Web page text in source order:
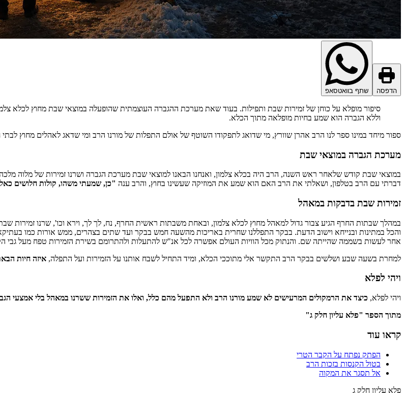
הדפסה שתף בוואטסאפ
סיפור מופלא על כוחן של זמירות שבת ותפילות. בעוד שאת מערכת ההגברה העוצמתית שהופעלה במוצאי שבת מחוץ לכלא
וללא הגברה הוא שמע בחיות מופלאה מתוך הכלא.
ספור מיחד במינו ספר לנו הרב אהרן שוורץ, מי שדואג לתפקודו השוטף של אולם התפלות של מורנו הרב ומי שדאג לאהלים מחוץ
מערכת הגברה במוצאי שבת
במוצאי שבת קודש שלאחר ראש השנה, הרב היה בכלא צלמון, ואנחנו הבאנו למוצאי שבת מערכת הגברה ושרנו זמירות של מלוה
דברתי עם הרב בטלפון, ושאלתי את הרב האם הוא שמע את המוזיקה שעשינו בחוץ, והרב ענה "כן, שמעתי משהו, קולות חלושים
זמירות שבת בדבקות במאהל
במהלך שבתות החרף הגיע צבור גדול למאהל מחוץ לכלא צלמון, ובאחת משבתות ראשית החרף, נח, לך לך, וירא וכו', שרנו זמירות
והכל במתינות ובנייחא וישוב הדעת. בבקר התפללנו שחרית באריכות מהשעה חמש בבקר ועד שתים בצהרים, ממש אורות כמו
אחר לעשות בשממה שהייתה שם. והנתוק מכל הוויות העולם אפשרה לכל אנ"ש להתעלות ולהתרומם בשירת הזמירות טפח מעל גבי
למחרת בשעה שבע ושלשים בבקר הרב התקשר אלי מתוככי הכלא, ומיד התחיל לשבח אותנו על הזמירות ועל התפלה, איזה חיות
ויהי לפלא
ויהי לפלא, כיצד את הרמקולים המרעישים לא שמע מורנו הרב ולא התפעל מהם כלל, ואלו את הזמירות ששרנו במאהל בלי אמצעי
מתוך הספר "פלא עליון חלק ג"
קראו עוד
הפתק נפתח על הקבר הטרי
בטול הקנסות בזכות הרב
אל תסגר את המקוה
פלא עליון חלק ג